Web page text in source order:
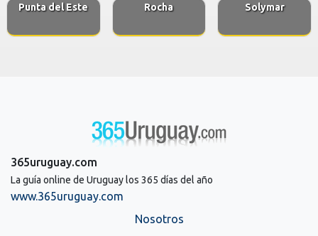
Punta del Este Rocha Solymar
365uruguay.com
La guía online de Uruguay los 365 días del año
www.365uruguay.com
Nosotros